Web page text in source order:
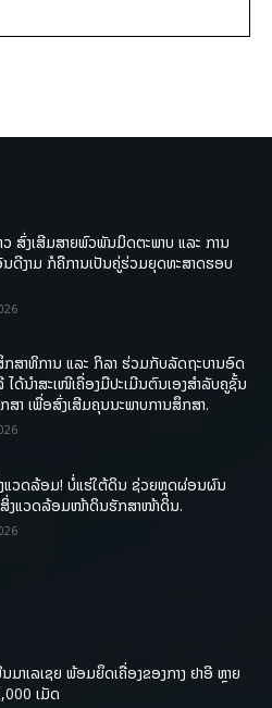
ສົ່ງເສີມສາຍພົວພັນມິດຕະພາບ ແລະ ການ
ດີງາມ ກໍຄືການເປັນຄູ່ຮ່ວມຍຸດທະສາດຮອບ
ກສາທິການ ແລະ ກິລາ ຮ່ວມກັບລັດຖະບານອົດ
ໄດ້ນຳສະເໜີເຄື່ອງມືປະເມີນຕົນເອງສຳລັບຄູຊັ້ນ
ສາ ເພື່ອສົ່ງເສີມຄຸນນະພາບການສຶກສາ.
ແວດລ້ອມ! ບໍ່ແຮ່ໃຕ້ດິນ ຊ່ວຍຫຼຸດຜ່ອນຜົນ
ງແວດລ້ອມໜ້າດິນຮັກສາໜ້າດິນ.
ມາເລເຊຍ ພ້ອມຍຶດເຄື່ອງຂອງກາງ ຢາອີ ຫຼາຍ
ເມັດ